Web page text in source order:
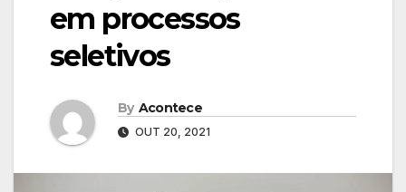
em processos
seletivos
By Acontece
OUT 20, 2021